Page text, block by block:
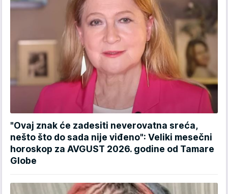
"Ovaj znak će zadesiti neverovatna sreća,
nešto što do sada nije viđeno": Veliki mesečni
horoskop za AVGUST 2026. godine od Tamare
Globe